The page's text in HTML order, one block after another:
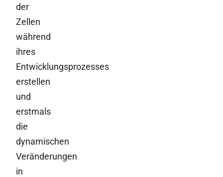
der
Zellen
während
ihres
Entwicklungsprozesses
erstellen
und
erstmals
die
dynamischen
Veränderungen
in